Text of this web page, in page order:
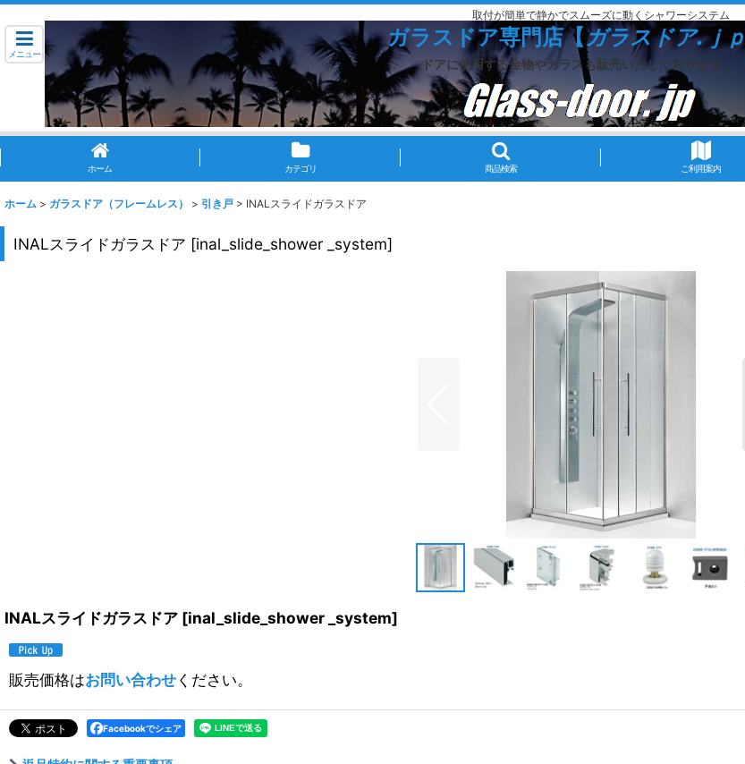
取付が簡単で静かでスムーズに動くシャワーシステム
メニュー
ガラスドア専門店【ガラスドア.ｊｐ
ドアに使用する金物やガラスも販売いたしております。
ホーム カテゴリ 商品検索 ご利用案内
ホーム > ガラスドア（フレームレス） > 引き戸 > INALスライドガラスドア
INALスライドガラスドア [inal_slide_shower _system]
INALスライドガラスドア [inal_slide_shower _system]
販売価格はお問い合わせください。
Facebookでシェア